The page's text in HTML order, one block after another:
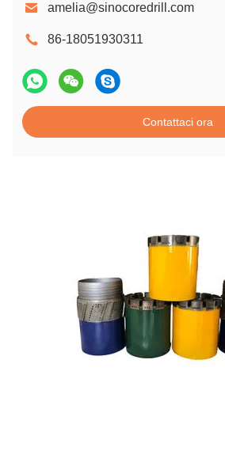
amelia@sinocoredrill.com
86-18051930311
Contattaci ora